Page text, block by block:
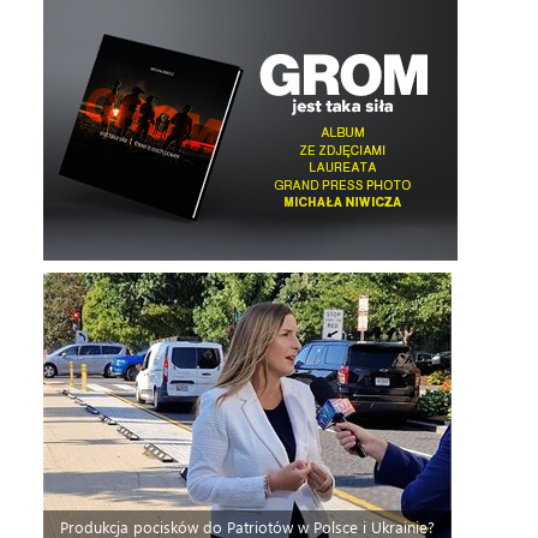
Produkcja pocisków do Patriotów w Polsce i Ukrainie?